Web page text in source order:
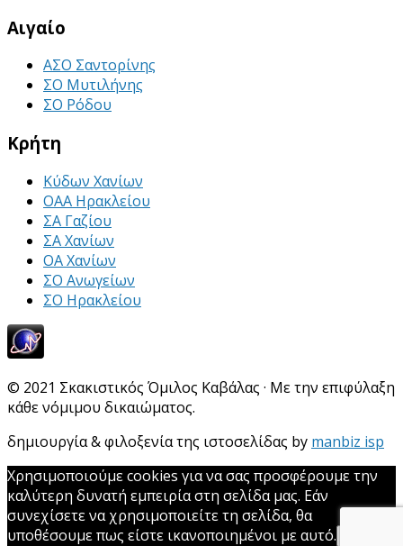
Αιγαίο
ΑΣΟ Σαντορίνης
ΣΟ Μυτιλήνης
ΣΟ Ρόδου
Κρήτη
Κύδων Χανίων
ΟΑΑ Ηρακλείου
ΣΑ Γαζίου
ΣΑ Χανίων
ΟΑ Χανίων
ΣΟ Ανωγείων
ΣΟ Ηρακλείου
© 2021 Σκακιστικός Όμιλος Καβάλας · Με την επιφύλαξη
κάθε νόμιμου δικαιώματος.
δημιουργία & φιλοξενία της ιστοσελίδας by manbiz isp
Χρησιμοποιούμε cookies για να σας προσφέρουμε την
καλύτερη δυνατή εμπειρία στη σελίδα μας. Εάν
συνεχίσετε να χρησιμοποιείτε τη σελίδα, θα
υποθέσουμε πως είστε ικανοποιημένοι με αυτό.